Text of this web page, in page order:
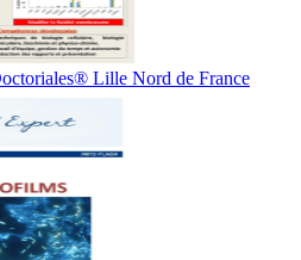
Lille Nord de France